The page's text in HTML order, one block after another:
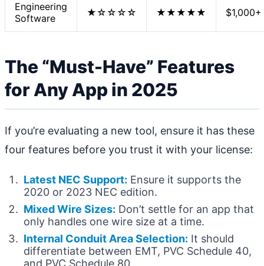
Engineering
Software
★☆☆☆☆ ★★★★★ $1,000+
The “Must-Have” Features
for Any App in 2025
If you’re evaluating a new tool, ensure it has these
four features before you trust it with your license:
Latest NEC Support: Ensure it supports the
2020 or 2023 NEC edition.
Mixed Wire Sizes: Don’t settle for an app that
only handles one wire size at a time.
Internal Conduit Area Selection: It should
differentiate between EMT, PVC Schedule 40,
and PVC Schedule 80.